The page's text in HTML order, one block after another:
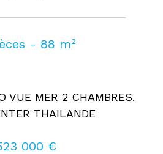
- 88 m²
VUE MER 2 CHAMBRES.
THAILANDE
000 €